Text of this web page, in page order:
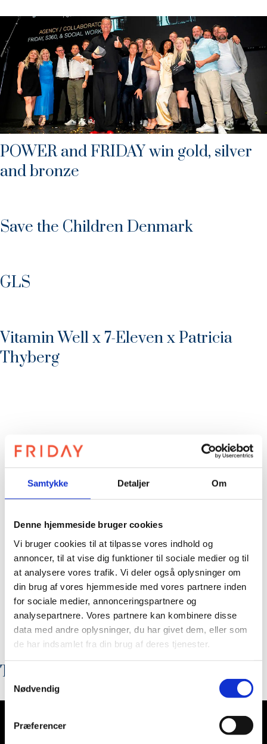
Samtykke Detaljer Om
Denne hjemmeside bruger cookies
Vi bruger cookies til at tilpasse vores indhold og
annoncer, til at vise dig funktioner til sociale medier og til
at analysere vores trafik. Vi deler også oplysninger om
din brug af vores hjemmeside med vores partnere inden
for sociale medier, annonceringspartnere og
analysepartnere. Vores partnere kan kombinere disse
data med andre oplysninger, du har givet dem, eller som
de har indsamlet fra din brug af deres tjenester.
Samtykkevalg
Nødvendig
Præferencer
POWER and FRIDAY win gold, silver
and bronze
Save the Children Denmark
GLS
Vitamin Well x 7-Eleven x Patricia
Thyberg
Toms